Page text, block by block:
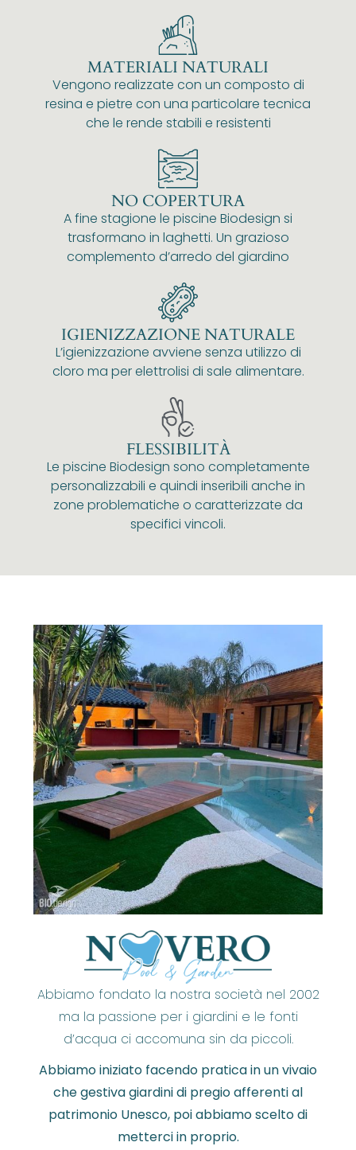
MATERIALI NATURALI
Vengono realizzate con un composto di
resina e pietre con una particolare tecnica
che le rende stabili e resistenti
NO COPERTURA
A fine stagione le piscine Biodesign si
trasformano in laghetti. Un grazioso
complemento d’arredo del giardino
IGIENIZZAZIONE NATURALE
L’igienizzazione avviene senza utilizzo di
cloro ma per elettrolisi di sale alimentare.
FLESSIBILITÀ
Le piscine Biodesign sono completamente
personalizzabili e quindi inseribili anche in
zone problematiche o caratterizzate da
specifici vincoli.
Abbiamo fondato la nostra società nel 2002
ma la passione per i giardini e le fonti
d’acqua ci accomuna sin da piccoli.
Abbiamo iniziato facendo pratica in un vivaio
che gestiva giardini di pregio afferenti al
patrimonio Unesco, poi abbiamo scelto di
metterci in proprio.